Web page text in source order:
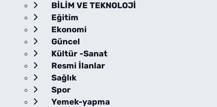
BİLİM VE TEKNOLOJİ
Eğitim
Ekonomi
Güncel
Kültür -Sanat
Resmi İlanlar
Sağlık
Spor
Yemek-yapma